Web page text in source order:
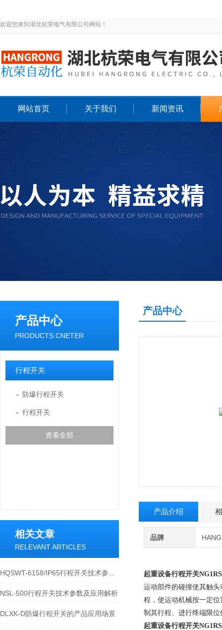
欢迎您来到湖北杭荣电气有限公司网站！
网站首页 关于我们 新闻资讯
产品中心
PRODUCTS CNETER
行程开关
防爆行程开关
行程开关
查看全部
相关文章
RELEVANT ARTICLES
NSL-500行程开关技术参数及应用解析
DLXK-D防爆行程开关的产品应用场景
产品中心
产品介绍
品牌
起重设备行程开关
运动部件的碰撞使其触
程，使运动机械按一定
制其行程、进行终端限位
起重设备行程开关